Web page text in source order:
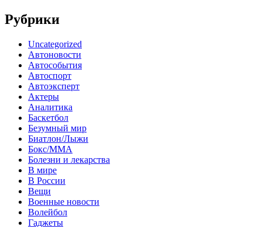
Рубрики
Uncategorized
Автоновости
Автособытия
Автоспорт
Автоэксперт
Актеры
Аналитика
Баскетбол
Безумный мир
Биатлон/Лыжи
Бокс/MMA
Болезни и лекарства
В мире
В России
Вещи
Военные новости
Волейбол
Гаджеты